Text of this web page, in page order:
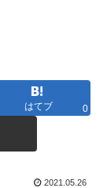
はてブ 0
2021.05.26